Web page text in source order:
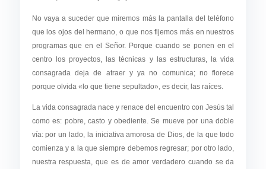
No vaya a suceder que miremos más la pantalla del teléfono
que los ojos del hermano, o que nos fijemos más en nuestros
programas que en el Señor. Porque cuando se ponen en el
centro los proyectos, las técnicas y las estructuras, la vida
consagrada deja de atraer y ya no comunica; no florece
porque olvida «lo que tiene sepultado», es decir, las raíces.
La vida consagrada nace y renace del encuentro con Jesús tal
como es: pobre, casto y obediente. Se mueve por una doble
vía: por un lado, la iniciativa amorosa de Dios, de la que todo
comienza y a la que siempre debemos regresar; por otro lado,
nuestra respuesta, que es de amor verdadero cuando se da